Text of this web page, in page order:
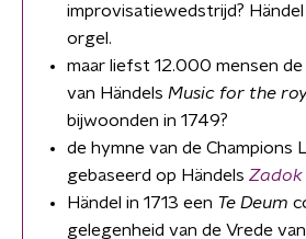
improvisatiewedstrijd?
orgel.
maar liefst 12.000 mensen
van Händels Music for the
bijwoonden in 1749?
de hymne van de Champions
gebaseerd op Händels Zadok
Händel in 1713 een Te Deum
gelegenheid van de Vrede